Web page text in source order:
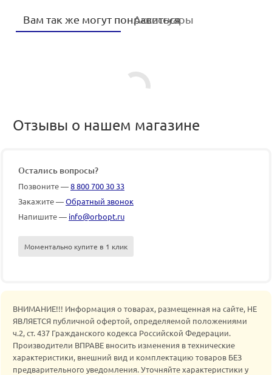
Вам так же могут понравиться
Аксессуары
Отзывы о нашем магазине
Остались вопросы?
Позвоните —8 800 700 30 33
Закажите —Обратный звонок
Напишите — info@orbopt.ru
Моментально купите в 1 клик
ВНИМАНИЕ!!! Информация о товарах, размещенная на сайте, НЕ
ЯВЛЯЕТСЯ публичной офертой, определяемой положениями
ч.2, ст. 437 Гражданского кодекса Российской Федерации.
Производители ВПРАВЕ вносить изменения в технические
характеристики, внешний вид и комплектацию товаров БЕЗ
предварительного уведомления. Уточняйте характеристики у